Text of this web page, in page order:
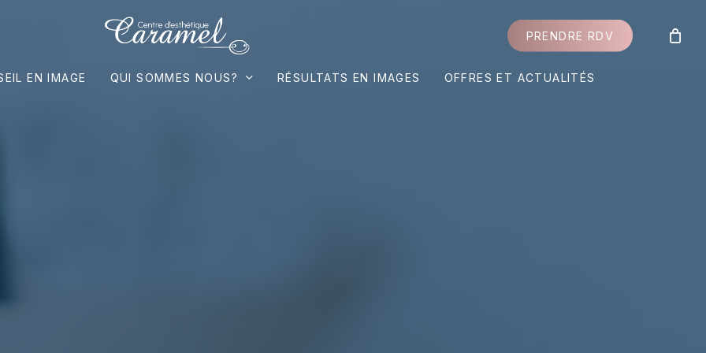
PREND RE RDV
EN IMAGE QUI SOMMES NOUS? RÉSULTATS EN IMAGES OFFRES ET ACTUALITÉS